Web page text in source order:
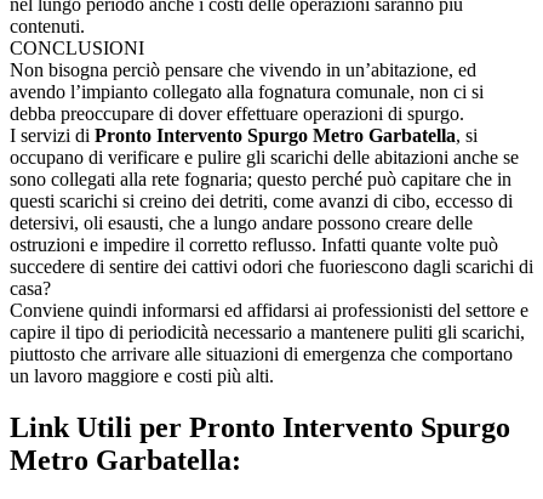
nel lungo periodo anche i costi delle operazioni saranno più
contenuti.
CONCLUSIONI
Non bisogna perciò pensare che vivendo in un’abitazione, ed
avendo l’impianto collegato alla fognatura comunale, non ci si
debba preoccupare di dover effettuare operazioni di spurgo.
I servizi di Pronto Intervento Spurgo Metro Garbatella, si
occupano di verificare e pulire gli scarichi delle abitazioni anche se
sono collegati alla rete fognaria; questo perché può capitare che in
questi scarichi si creino dei detriti, come avanzi di cibo, eccesso di
detersivi, oli esausti, che a lungo andare possono creare delle
ostruzioni e impedire il corretto reflusso. Infatti quante volte può
succedere di sentire dei cattivi odori che fuoriescono dagli scarichi di
casa?
Conviene quindi informarsi ed affidarsi ai professionisti del settore e
capire il tipo di periodicità necessario a mantenere puliti gli scarichi,
piuttosto che arrivare alle situazioni di emergenza che comportano
un lavoro maggiore e costi più alti.
Link Utili per Pronto Intervento Spurgo
Metro Garbatella: